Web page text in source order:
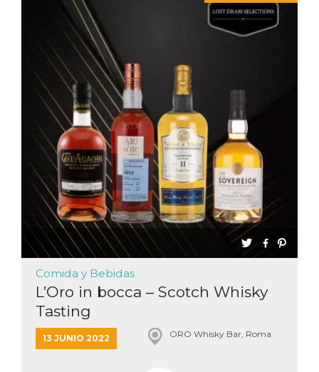
Comida y Bebidas
L’Oro in bocca – Scotch Whisky
Tasting
13 JUNIO 2022 ORO Whisky Bar, Roma